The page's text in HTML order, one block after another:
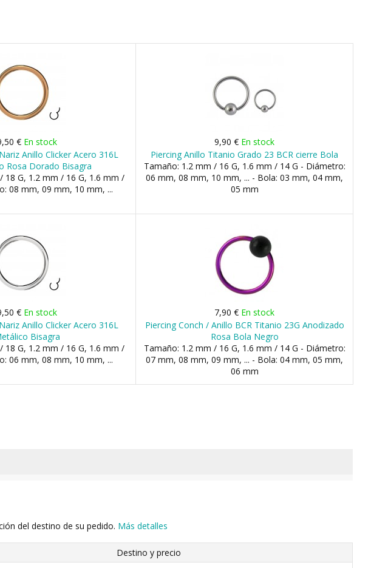
€ En stock
Anillo Clicker Acero 316L
Rosa Dorado Bisagra
18 G, 1.2 mm / 16 G, 1.6 mm /
08 mm, 09 mm, 10 mm, ...
9,90 € En stock
Piercing Anillo Titanio Grado 23 BCR cierre Bola
Tamaño: 1.2 mm / 16 G, 1.6 mm / 14 G - Diámetro:
06 mm, 08 mm, 10 mm, ... - Bola: 03 mm, 04 mm,
05 mm
€ En stock
Anillo Clicker Acero 316L
Bisagra
18 G, 1.2 mm / 16 G, 1.6 mm /
06 mm, 08 mm, 10 mm, ...
7,90 € En stock
Piercing Conch / Anillo BCR Titanio 23G Anodizado
Rosa Bola Negro
Tamaño: 1.2 mm / 16 G, 1.6 mm / 14 G - Diámetro:
07 mm, 08 mm, 09 mm, ... - Bola: 04 mm, 05 mm,
06 mm
del destino de su pedido. Más detalles
Destino y precio